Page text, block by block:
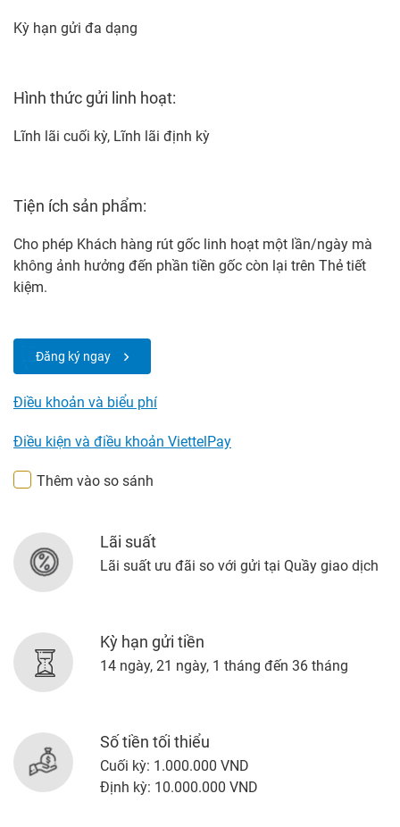
Kỳ hạn gửi đa dạng
Hình thức gửi linh hoạt:
Lĩnh lãi cuối kỳ, Lĩnh lãi định kỳ
Tiện ích sản phẩm:
Cho phép Khách hàng rút gốc linh hoạt một lần/ngày mà
không ảnh hưởng đến phần tiền gốc còn lại trên Thẻ tiết
kiệm.
Đăng ký ngay
Điều khoản và biểu phí
Điều kiện và điều khoản ViettelPay
Thêm vào so sánh
Lãi suất
Lãi suất ưu đãi so với gửi tại Quầy giao dịch
Kỳ hạn gửi tiền
14 ngày, 21 ngày, 1 tháng đến 36 tháng
Số tiền tối thiểu
Cuối kỳ: 1.000.000 VND
Định kỳ: 10.000.000 VND